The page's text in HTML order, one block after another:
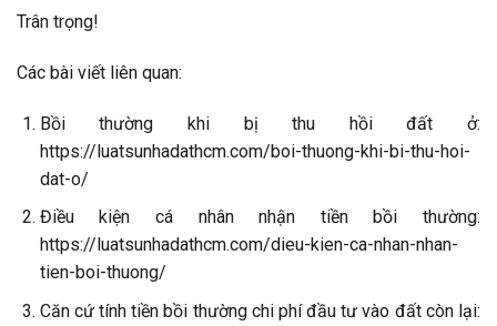
Trân trọng!
Các bài viết liên quan:
Bồi thường khi bị thu hồi đất ở:
https://luatsunhadathcm.com/boi-thuong-khi-bi-thu-hoi-
dat-o/
Điều kiện cá nhân nhận tiền bồi thường:
https://luatsunhadathcm.com/dieu-kien-ca-nhan-nhan-
tien-boi-thuong/
Căn cứ tính tiền bồi thường chi phí đầu tư vào đất còn lại: